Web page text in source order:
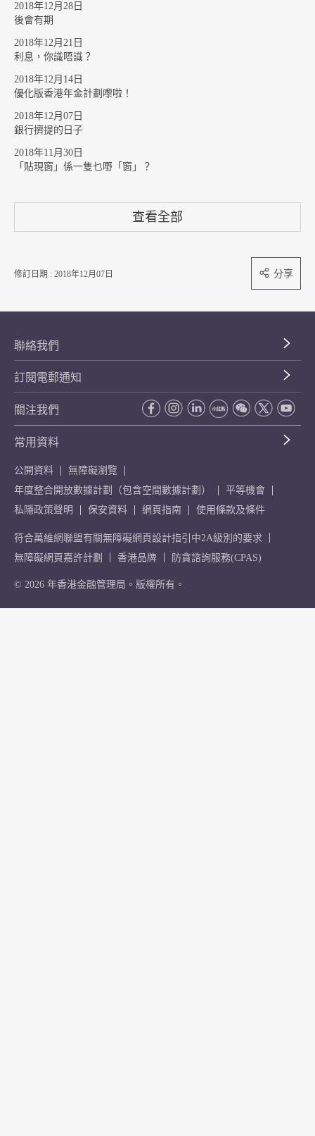
2018年12月28日
後會有期
2018年12月21日
利息，你識唔識？
2018年12月14日
優化版香港年金計劃嚟啦！
2018年12月07日
銀行擠提的日子
2018年11月30日
「貼現窗」係一隻乜嘢「窗」？
查看全部
修訂日期 : 2018年12月07日 分享
聯絡我們
訂閱電郵通知
關注我們
常用資料
公開資料
無障礙瀏覽
年度整合開放數據計劃（包含空間數據計劃）
平等機會
私隱政策聲明
保安資料 網頁指南 使用條款及條件
符合萬維網聯盟有關無障礙網頁設計指引中2A級別的要求
無障礙網頁嘉許計劃
香港品牌 防貪諮詢服務(CPAS)
© 2026 年香港金融管理局。版權所有。